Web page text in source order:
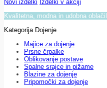
Novi izdelki Izdelki v akciji
Kvalitetna, modna in udobna
Kategorija Dojenje
Majice za dojenje
Prsne črpalke
Oblikovanje postave
Spalne srajce in pižame
Blazine za dojenje
Pripomočki za dojenje